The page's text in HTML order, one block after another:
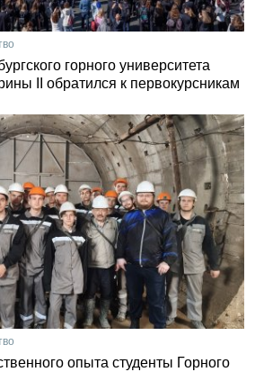
горного университета
II обратился к первокурсникам
опыта студенты Горного